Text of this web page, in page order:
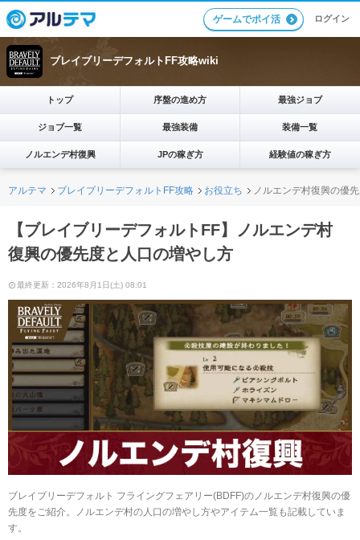
ゲームでポイ活 ログイン
ブレイブリーデフォルトFF攻略wiki
トップ 序盤の進め方 最強ジョブ
ジョブ一覧 最強装備 装備一覧
ノルエンデ村復興 JPの稼ぎ方 経験値の稼ぎ方
アルテマ ブレイブリーデフォルトFF攻略 お役立ち ノルエンデ村復興の優
【ブレイブリーデフォルトFF】ノルエンデ村
復興の優先度と人口の増やし方
最終更新：2026年8月1日(土) 08:01
ブレイブリーデフォルト フライングフェアリー(BDFF)のノルエンデ村復興の優
先度をご紹介。ノルエンデ村の人口の増やし方やアイテム一覧も記載していま
す。